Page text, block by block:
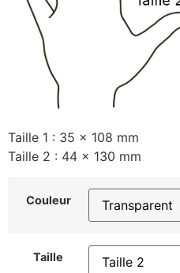
Taille 1 : 35 x 108 mm
Taille 2 : 44 x 130 mm
Couleur
Taille